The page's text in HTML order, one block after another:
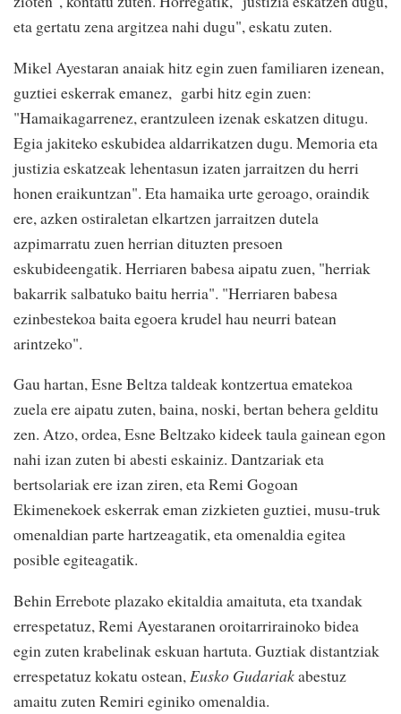
eta gertatu zena argitzea nahi dugu", eskatu zuten.
Mikel Ayestaran anaiak hitz egin zuen familiaren izenean,
guztiei eskerrak emanez, garbi hitz egin zuen:
"Hamaikagarrenez, erantzuleen izenak eskatzen ditugu.
Egia jakiteko eskubidea aldarrikatzen dugu. Memoria eta
justizia eskatzeak lehentasun izaten jarraitzen du herri
honen eraikuntzan". Eta hamaika urte geroago, oraindik
ere, azken ostiraletan elkartzen jarraitzen dutela
azpimarratu zuen herrian dituzten presoen
eskubideengatik. Herriaren babesa aipatu zuen, "herriak
bakarrik salbatuko baitu herria". "Herriaren babesa
ezinbestekoa baita egoera krudel hau neurri batean
arintzeko".
Gau hartan, Esne Beltza taldeak kontzertua ematekoa
zuela ere aipatu zuten, baina, noski, bertan behera gelditu
zen. Atzo, ordea, Esne Beltzako kideek taula gainean egon
nahi izan zuten bi abesti eskainiz. Dantzariak eta
bertsolariak ere izan ziren, eta Remi Gogoan
Ekimenekoek eskerrak eman zizkieten guztiei, musu-truk
omenaldian parte hartzeagatik, eta omenaldia egitea
posible egiteagatik.
Behin Errebote plazako ekitaldia amaituta, eta txandak
errespetatuz, Remi Ayestaranen oroitarrirainoko bidea
egin zuten krabelinak eskuan hartuta. Guztiak distantziak
errespetatuz kokatu ostean,Eusko Gudariakabestuz
amaitu zuten Remiri eginiko omenaldia.